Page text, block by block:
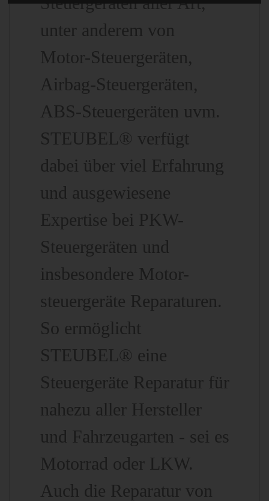
unter anderem von
Motor-Steuergeräten,
Airbag-Steuergeräten,
ABS-Steuergeräten uvm.
STEUBEL® verfügt
dabei über viel Erfahrung
und ausgewiesene
Expertise bei PKW-
Steuergeräten und
insbesondere Motor-
steuergeräte Reparaturen.
So ermöglicht
STEUBEL® eine
Steuergeräte Reparatur für
nahezu aller Hersteller
und Fahrzeugarten - sei es
Motorrad oder LKW.
Auch die Reparatur von